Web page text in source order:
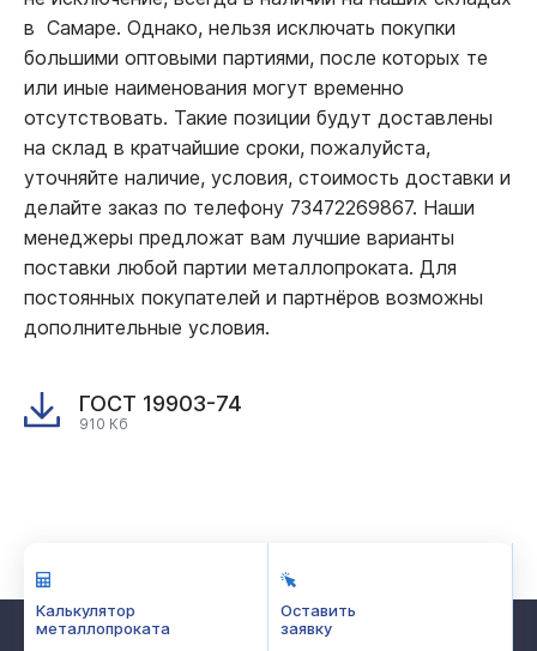
в Самаре. Однако, нельзя исключать покупки
большими оптовыми партиями, после которых те
или иные наименования могут временно
отсутствовать. Такие позиции будут доставлены
на склад в кратчайшие сроки, пожалуйста,
уточняйте наличие, условия, стоимость доставки и
делайте заказ по телефону 73472269867. Наши
менеджеры предложат вам лучшие варианты
поставки любой партии металлопроката. Для
постоянных покупателей и партнёров возможны
дополнительные условия.
ГОСТ 19903-74
910 Кб
Калькулятор
металлопроката
Оставить
заявку